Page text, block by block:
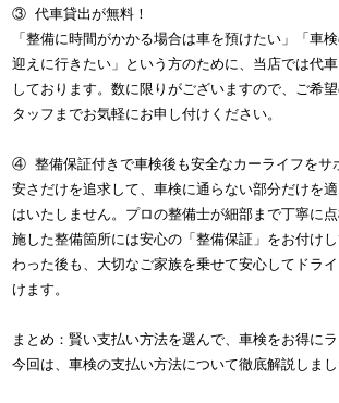
③ 代車貸出が無料！
「整備に時間がかかる場合は車を預けたい」「車
迎えに行きたい」という方のために、当店では代
しております。数に限りがございますので、ご希
タッフまでお気軽にお申し付けください。
④ 整備保証付きで車検後も安全なカーライフをサ
安さだけを追求して、車検に通らない部分だけを
はいたしません。プロの整備士が細部まで丁寧に
施した整備箇所には安心の「整備保証」をお付け
わった後も、大切なご家族を乗せて安心してドラ
けます。
まとめ：賢い支払い方法を選んで、車検をお得に
今回は、車検の支払い方法について徹底解説しまし